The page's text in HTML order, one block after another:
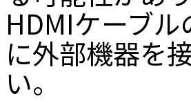
HDMIケーブ
に外部機器を
い。